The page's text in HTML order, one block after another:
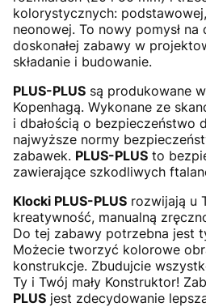
kolorystycznych:
neonowej. To nowy pomysł na
doskonałej zabawy w
składanie i budowanie.
PLUS-PLUS są produkowane
Kopenhagą. Wykonane ze
i dbałością o bezpieczeństwo
najwyższe normy
zabawek. PLUS-PLUS to
zawierające szkodliwych
Klocki PLUS-PLUS rozwijają u
kreatywność, manualną
Do tej zabawy potrzebna jest
Możecie tworzyć kolorowe
konstrukcje. Zbudujcie
Ty i Twój mały Konstruktor!
PLUS jest zdecydowanie